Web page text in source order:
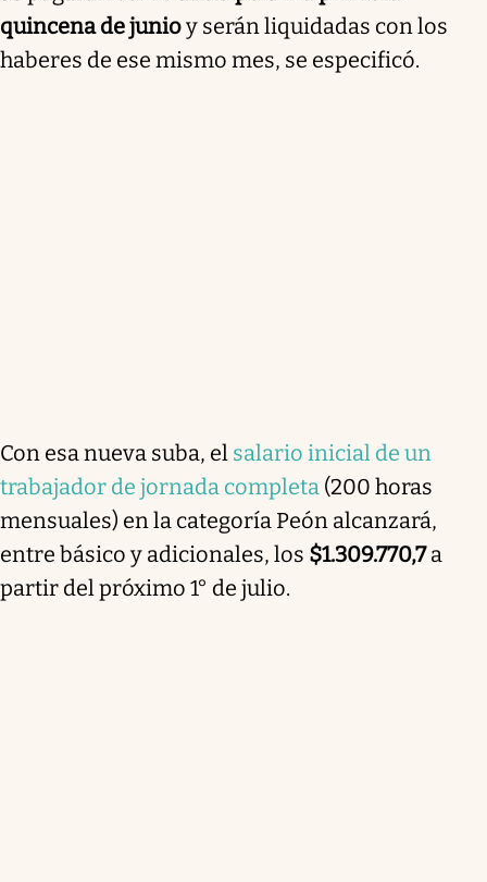
quincena de junioy serán liquidadas con los
haberes de ese mismo mes, se especificó.
Con esa nueva suba, el salario inicial de un
trabajador de jornada completa (200 horas
mensuales) en la categoría Peón alcanzará,
entre básico y adicionales, los $1.309.770,7a
partir del próximo 1° de julio.